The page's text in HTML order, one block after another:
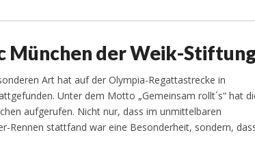
München der Weik-
Art hat auf der Olympia-Regattastrecke in
Unter dem Motto „Gemeinsam rollt´s“ hat
aufgerufen. Nicht nur, dass im unmittelbaren
Rennen stattfand war eine Besonderheit, sondern,